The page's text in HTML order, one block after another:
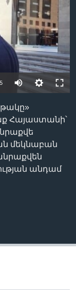
Հայաստանի՝
մեկնաբան
անդամ